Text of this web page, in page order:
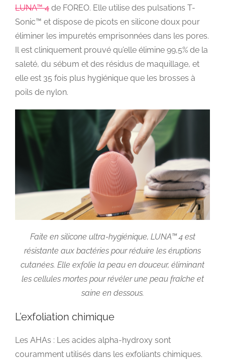
LUNA™ 4 de FOREO. Elle utilise des pulsations T-
Sonic™ et dispose de picots en silicone doux pour
éliminer les impuretés emprisonnées dans les pores.
Il est cliniquement prouvé qu’elle élimine 99,5% de la
saleté, du sébum et des résidus de maquillage, et
elle est 35 fois plus hygiénique que les brosses à
poils de nylon.
Faite en silicone ultra-hygiénique, LUNA™ 4 est
résistante aux bactéries pour réduire les éruptions
cutanées. Elle exfolie la peau en douceur, éliminant
les cellules mortes pour révéler une peau fraîche et
saine en dessous.
L’exfoliation chimique
Les AHAs : Les acides alpha-hydroxy sont
couramment utilisés dans les exfoliants chimiques.